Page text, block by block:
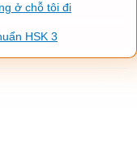
ở chỗ tôi đi
HSK 3